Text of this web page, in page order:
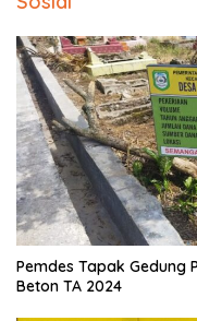
Pemdes Tapak Gedung
Beton TA 2024